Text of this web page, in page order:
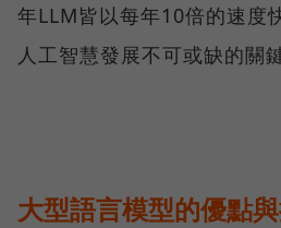
年LLM皆以每年10倍的速度
人工智慧發展不可或缺的關鍵
大型語言模型的優點